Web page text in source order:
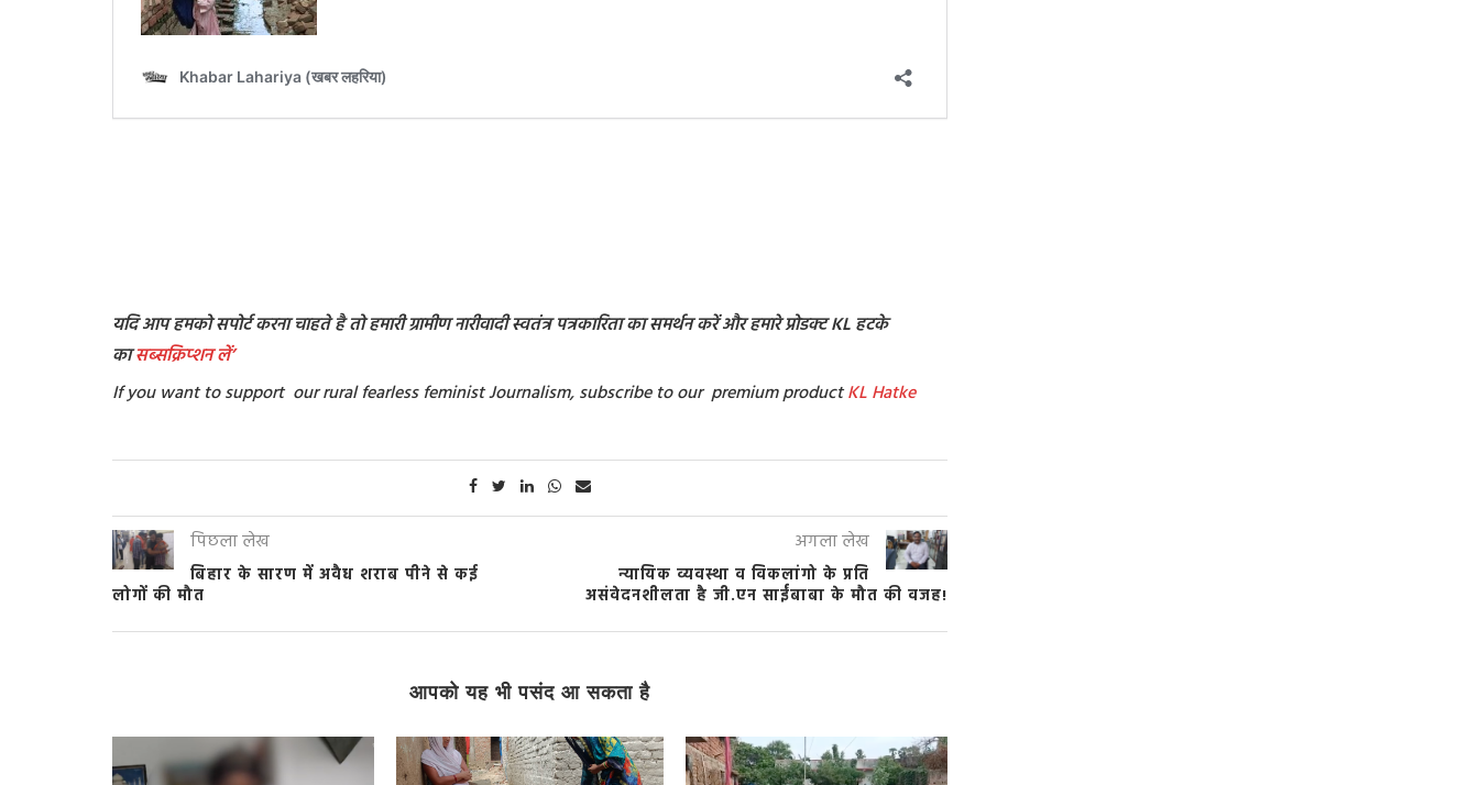
यदि आप हमको सपोर्ट करना चाहते है तो हमारी ग्रामीण नारीवादी स्वतंत्र पत्रकारिता का समर्थन करें और हमारे प्रोडक्ट KL हटके
कासब्सक्रिप्शनलें’
If you want to support our rural fearless feminist Journalism, subscribe to our premium productKL Hatke
पिछला लेख
बिहार के सारण में अवैध शराब पीने से कई
लोगों की मौत
अगला लेख
न्यायिक व्यवस्था व विकलांगो के प्रति
असंवेदनशीलता है जी.एन साईंबाबा के मौत की वजह!
आपको यह भी पसंद आ सकता है